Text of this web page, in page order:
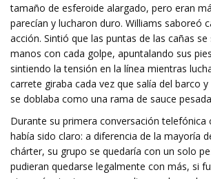
tamaño de esferoide alargado, pero eran
parecían y lucharon duro. Williams saboreó
acción. Sintió que las puntas de las cañas se
manos con cada golpe, apuntalando sus
sintiendo la tensión en la línea mientras
carrete giraba cada vez que salía del barco
se doblaba como una rama de sauce
Durante su primera conversación telefónica
había sido claro: a diferencia de la mayoría
chárter, su grupo se quedaría con un solo
pudieran quedarse legalmente con más, si